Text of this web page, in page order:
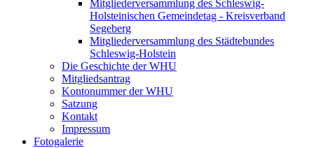
Mitgliederversammlung des Schleswig-
Holsteinischen Gemeindetag - Kreisverband
Segeberg
Mitgliederversammlung des Städtebundes
Schleswig-Holstein
Die Geschichte der WHU
Mitgliedsantrag
Kontonummer der WHU
Satzung
Kontakt
Impressum
Fotogalerie